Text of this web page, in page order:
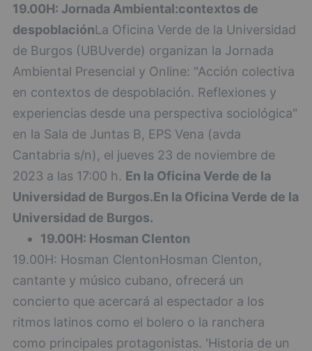
19.00H: Jornada Ambiental:contextos de
despoblaciónLa Oficina Verde de la Universidad
de Burgos (UBUverde) organizan la Jornada
Ambiental Presencial y Online: "Acción colectiva
en contextos de despoblación. Reflexiones y
experiencias desde una perspectiva sociológica"
en la Sala de Juntas B, EPS Vena (avda
Cantabria s/n), el jueves 23 de noviembre de
2023 a las 17:00 h. En la Oficina Verde de la
Universidad de Burgos.En la Oficina Verde de la
Universidad de Burgos.
19.00H: Hosman Clenton
19.00H: Hosman ClentonHosman Clenton,
cantante y músico cubano, ofrecerá un
concierto que acercará al espectador a los
ritmos latinos como el bolero o la ranchera
como principales protagonistas. 'Historia de un